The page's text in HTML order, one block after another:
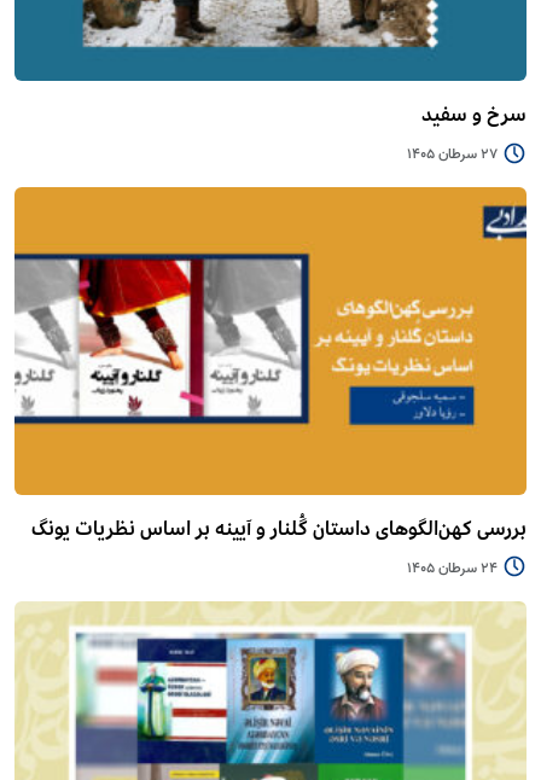
سرخ و سفید
27 سرطان 1405
بررسی کهن‌الگوهای داستان گُلنار و آیینه بر اساس نظریات یونگ
24 سرطان 1405